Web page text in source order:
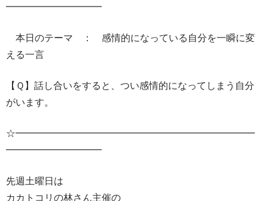
━━━━━━━━━━
本日のテーマ ： 感情的になっている自分を一瞬に変
える一言
【Ｑ】話し合いをすると、つい感情的になってしまう自分
がいます。
☆━━━━━━━━━━━━━━━━━━━━━━━━━
━━━━━━━━━━
先週土曜日は
カカトコリの林さん主催の